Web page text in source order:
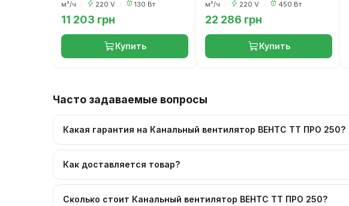
м³/ч
220 V 130 Вт
11 203 грн
Купить
м³/ч
220 V 450 Вт
22 286 грн
Купить
Часто задаваемые вопросы
Какая гарантия на Канальный вентилятор ВЕНТС ТТ ПРО 250?
Как доставляется товар?
Сколько стоит Канальный вентилятор ВЕНТС ТТ ПРО 250?